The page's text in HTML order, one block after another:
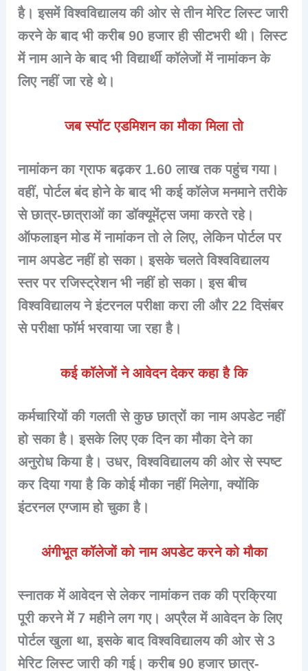
है। इसमें विश्वविद्यालय की ओर से तीन मेरिट लिस्ट जारी
करने के बाद भी करीब 90 हजार ही सीटभरी थी। लिस्ट
में नाम आने के बाद भी विद्यार्थी कॉलेजों में नामांकन के
लिए नहीं जा रहे थे।
जब स्पॉट एडमिशन का मौका मिला तो
नामांकन का ग्राफ बढ़कर 1.60 लाख तक पहुंच गया।
वहीं, पोर्टल बंद होने के बाद भी कई कॉलेज मनमाने तरीके
से छात्र-छात्राओं का डॉक्यूमेंट्स जमा करते रहे।
ऑफलाइन मोड में नामांकन तो ले लिए, लेकिन पोर्टल पर
नाम अपडेट नहीं हो सका। इसके चलते विश्वविद्यालय
स्तर पर रजिस्ट्रेशन भी नहीं हो सका। इस बीच
विश्वविद्यालय ने इंटरनल परीक्षा करा ली और 22 दिसंबर
से परीक्षा फॉर्म भरवाया जा रहा है।
कई कॉलेजों ने आवेदन देकर कहा है कि
कर्मचारियों की गलती से कुछ छात्रों का नाम अपडेट नहीं
हो सका है। इसके लिए एक दिन का मौका देने का
अनुरोध किया है। उधर, विश्वविद्यालय की ओर से स्पष्ट
कर दिया गया है कि कोई मौका नहीं मिलेगा, क्योंकि
इंटरनल एग्जाम हो चुका है।
अंगीभूत कॉलेजों को नाम अपडेट करने को मौका
स्नातक में आवेदन से लेकर नामांकन तक की प्रक्रिया
पूरी करने में 7 महीने लग गए। अप्रैल में आवेदन के लिए
पोर्टल खुला था, इसके बाद विश्वविद्यालय की ओर से 3
मेरिट लिस्ट जारी की गई। करीब 90 हजार छात्र-